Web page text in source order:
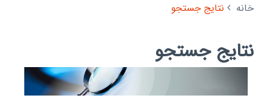
خانه نتایج جستجو
نتایج جستجو